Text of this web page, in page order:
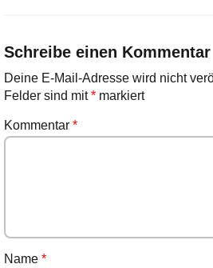
Schreibe einen Kommentar
Deine E-Mail-Adresse wird nicht
Felder sind mit*markiert
Kommentar *
Name *